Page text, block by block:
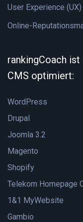
User Experience (UX)
Online-
rankingCoach
CMS optimiert:
WordPress
Drupal
Joomla 3.2
Magento
Shopify
Telekom Homepage
1&1 MyWebsite
Gambio